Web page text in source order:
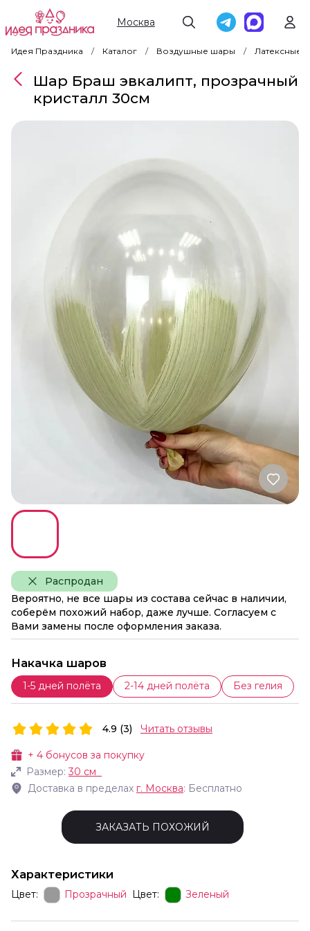
Москва
Идея Праздника Каталог Воздушные шары Латексные
Распродан
Вероятно, не все шары из состава сейчас в наличии,
соберём похожий набор, даже лучше. Согласуем с
Вами замены после оформления заказа.
Накачка шаров
1-5 дней полёта 2-14 дней полёта Без гелия
Шар Браш эвкалипт, прозрачный
кристалл 30см
+ 4 бонусов за покупку
Размер:30 см
Доставка в пределах г. Москва: Бесплатно
4.9 (3) Читать отзывы
ЗАКАЗАТЬ ПОХОЖИЙ
Характеристики
Цвет: Прозрачный Цвет: Зеленый